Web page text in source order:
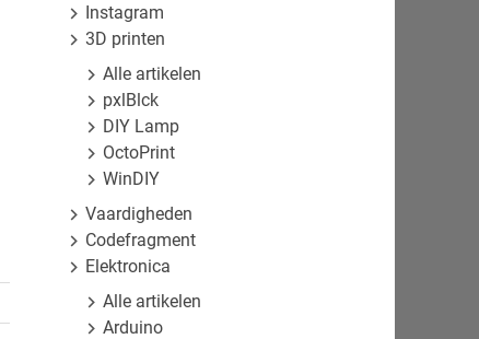
Instagram
3D printen
Alle artikelen
pxlBlck
DIY Lamp
OctoPrint
WinDIY
Vaardigheden
Codefragment
Elektronica
Alle artikelen
Arduino